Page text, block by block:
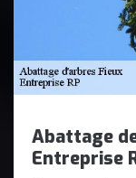
Abattage
Entreprise